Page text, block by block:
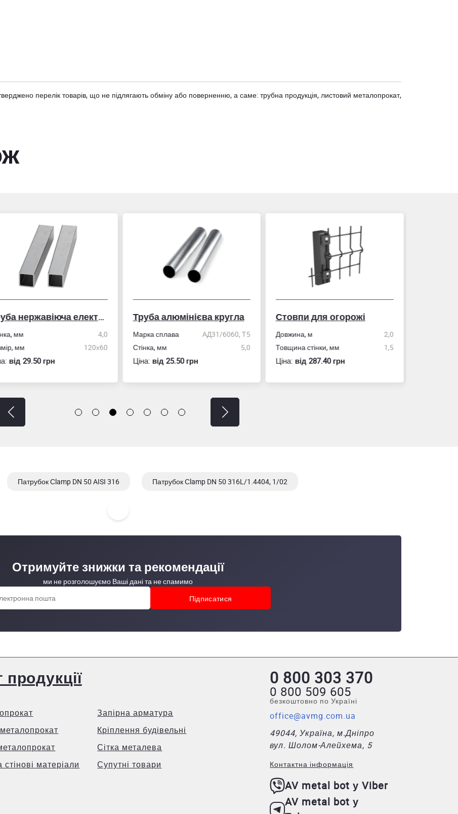
перелік товарів, що не підлягають обміну або поверненню, а саме: трубна продукція, листовий металопрокат,
Труба нержавіюча електрозварна профільна
мм
4,0
мм
120х60
вiд 29.50 грн
Труба алюмінієва кругла
Марка сплава
АД31/6060, Т5
Стінка, мм
5,0
Ціна: вiд 25.50 грн
Стовпи для огорожі
Довжина, м
2,0
Товщина стінки, мм
1,5
Ціна: вiд 287.40 грн
Патрубок Сlamp DN 50 AISI 316 Патрубок Сlamp DN 50 316L/1.4404, 1/02
Отримуйте знижки та рекомендації
ми не розголошуємо Ваші дані та не спамимо
продукції
стінові матеріали
Запірна арматура
Кріплення будівельні
Сітка металева
Супутні товари
0 800 303 370
0 800 509 605
безкоштовно по Україні
office@avmg.com.ua
49044, Україна, м.Дніпро
вул. Шолом-Алейхема, 5
Контактна інформація
AV metal bot у Viber
AV metal bot у